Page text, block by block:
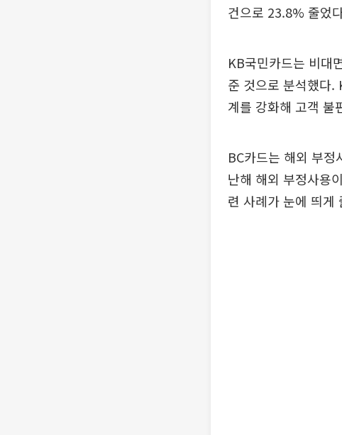
건으로 23.8% 줄었
KB국민카드는 비대
준 것으로 분석했다.
계를 강화해 고객 불
BC카드는 해외 부
난해 해외 부정사용
련 사례가 눈에 띄게